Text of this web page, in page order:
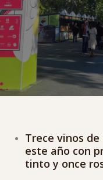
Trece vinos
este año con
tinto y once